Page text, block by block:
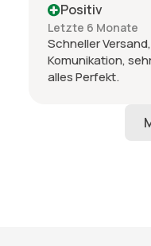
Positiv
Letzte 6 Monate
Schneller
Komunikation,
alles Perfekt.